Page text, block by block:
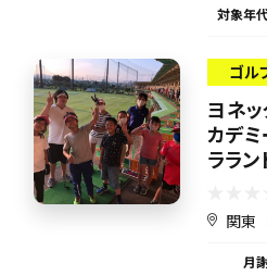
対象年
ゴル
ヨネ
カデミ
ララン
関東
月